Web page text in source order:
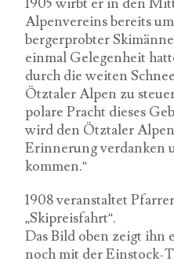
1905 wirbt er in den
Alpenvereins bereits
bergerprobter
einmal Gelegenheit
durch die weiten
Ötztaler Alpen zu
polare Pracht dieses
wird den Ötztaler
Erinnerung verdanken
kommen.“
1908 veranstaltet
„Skipreisfahrt“.
Das Bild oben zeigt ihn
noch mit der Einstock-